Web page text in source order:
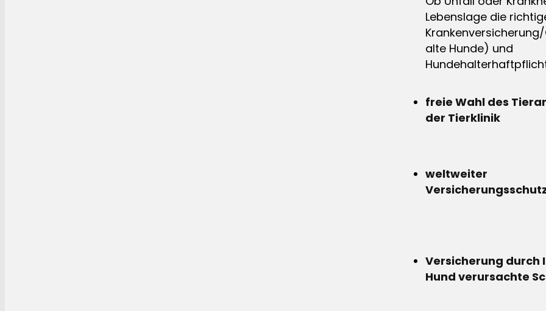
Lebenslage die
alte Hunde) und
freie Wahl des
der Tierklinik
weltweiter
Versicherung durch
Hund verursachte